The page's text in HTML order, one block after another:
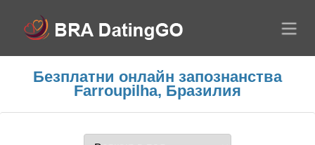
Безплатни онлайн запознанства
Farroupilha, Бразилия